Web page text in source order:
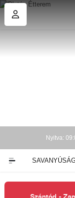
Nyitva:
Szántód -